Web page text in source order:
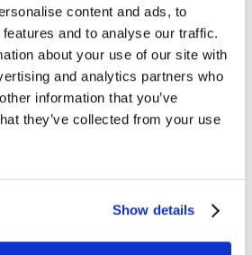
content and ads, to
and to analyse our traffic.
about your use of our site with
and analytics partners who
information that you’ve
they’ve collected from your use
Show details
2020
#55]